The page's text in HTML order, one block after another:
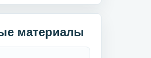
материалы